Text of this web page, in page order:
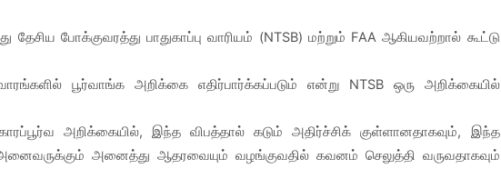
போக்குவரத்து பாதுகாப்பு வாரியம் (NTSB) மற்றும் FAA ஆகியவற்றால் கூட்டு
பூர்வாங்க அறிக்கை எதிர்பார்க்கப்படும் என்று NTSB ஒரு அறிக்கையில்
அறிக்கையில், இந்த விபத்தால் கடும் அதிர்ச்சிக் குள்ளானதாகவும், இந்த
அனைத்து ஆதரவையும் வழங்குவதில் கவனம் செலுத்தி வருவதாகவும்